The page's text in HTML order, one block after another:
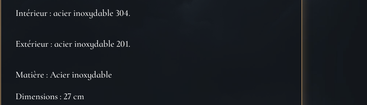
Intérieur : acier inoxydable 304.
Extérieur : acier inoxydable 201.
Matière : Acier inoxydable
Dimensions : 27 cm